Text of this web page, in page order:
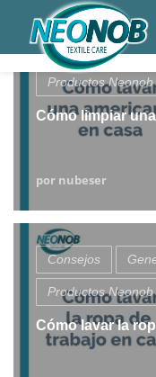
contentConsejos
Productos Neonob
Cómo limpiar
por nubeser
Consejos
Productos Neonob
Cómo lavar la